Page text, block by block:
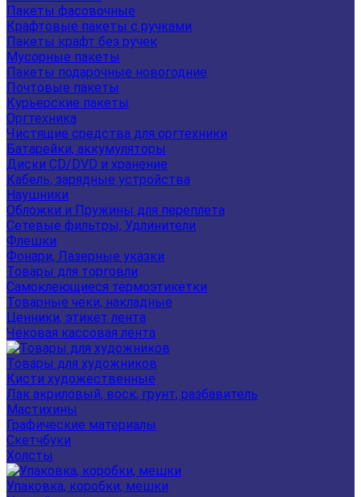
Пакеты фасовочные
Крафтовые пакеты с ручками
Пакеты крафт без ручек
Мусорные пакеты
Пакеты подарочные новогодние
Почтовые пакеты
Курьерские пакеты
Оргтехника
Чистящие средства для оргтехники
Батарейки, аккумуляторы
Диски CD/DVD и хранение
Кабель, зарядные устройства
Наушники
Обложки и Пружины для переплета
Сетевые фильтры, Удлинители
Флешки
Фонари, Лазерные указки
Товары для торговли
Самоклеющиеся термоэтикетки
Товарные чеки, накладные
Ценники, этикет лента
Чековая кассовая лента
Товары для художников
Кисти художественные
Лак акриловый, воск, грунт, разбавитель
Мастихины
Графические материалы
Скетчбуки
Холсты
Упаковка, коробки, мешки